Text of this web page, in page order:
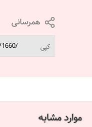
همرسانی
کپی
موارد مشابه